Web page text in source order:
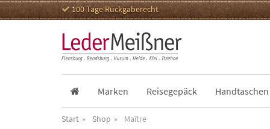
100 Tage Rückgaberecht
Marken Reisegepäck Handtaschen
Start Shop Maître